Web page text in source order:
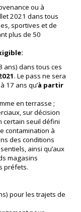
ou à
2021 dans tous
sportives et de
plus de 50
ans) dans tous ces
. Le pass ne sera
17 ans qu’à partir
en terrasse ;
sur décision
certain seuil défini
contamination à
des conditions
ainsi qu’aux
magasins
préfets.
pour les trajets de